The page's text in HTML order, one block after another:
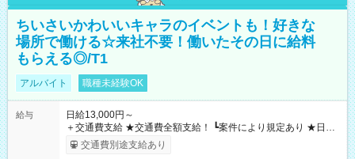
ちいさいかわいいキャラのイベントも！好きな
場所で働ける☆来社不要！働いたその日に給料
もらえる◎/T1
アルバイト 職種未経験OK
給与
日給13,000円～
＋交通費支給 ★交通費全額支給！ ┗案件により規定あり ★日払
いOK！（規定あり） ┗働いたその日に現金GET♪ お仕事後はコ
ンビニATMから 日払い分を引き落とせます！ 【試用期間】試
交通費別途支給あり